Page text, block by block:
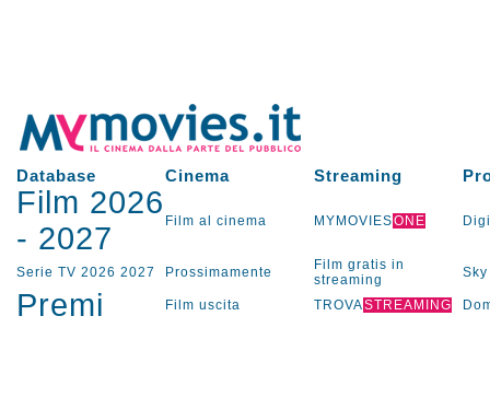
Database Cinema Streaming
Film 2026
- 2027 Film al cinema MYMOVIESONE
Serie TV 2026 2027 Prossimamente
Film gratis in
streaming
Sky
Premi Film uscita TROVASTREAMING